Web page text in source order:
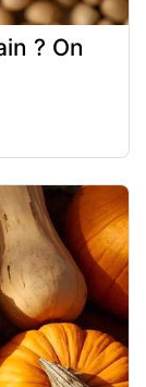
? On